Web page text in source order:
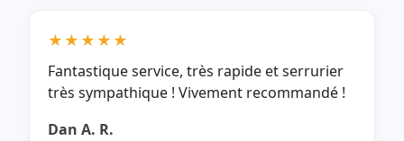
★★★★★
Fantastique service, très rapide et serrurier
très sympathique ! Vivement recommandé !
Dan A. R.